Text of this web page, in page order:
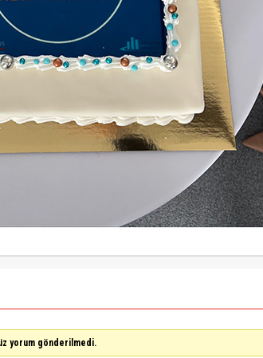
yorum gönderilmedi.